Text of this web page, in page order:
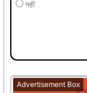
नहीं
Advertisement Box